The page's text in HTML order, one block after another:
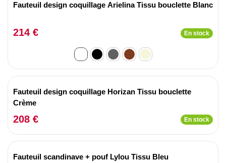
Fauteuil design coquillage Arielina Tissu bouclette Blanc
214 € En stock
Fauteuil design coquillage Horizan Tissu bouclette
Crème
208 € En stock
Fauteuil scandinave + pouf Lylou Tissu Bleu